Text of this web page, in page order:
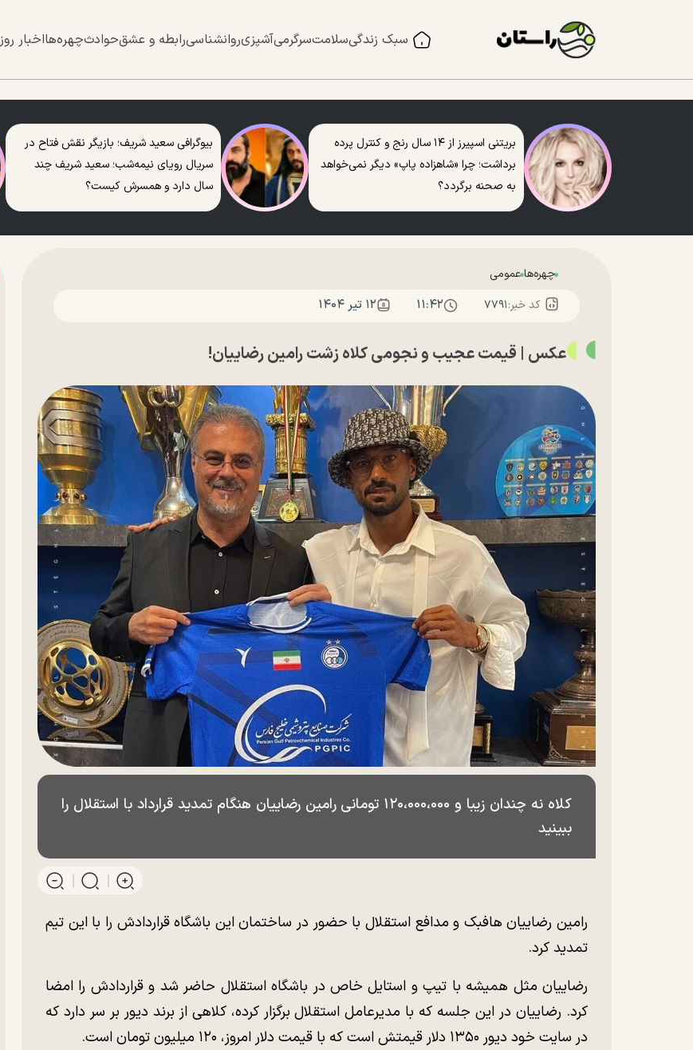
سبک زندگیسلامتسرگرمیآشپزیروانشناسیرابطه و عشقحوادثچهره‌هااخبار روز
بریتنی اسپیرز از ۱۴ سال رنج و کنترل پرده
برداشت؛ چرا «شاهزاده پاپ» دیگر نمی‌خواهد
به صحنه برگردد؟
بیوگرافی سعید شریف؛ بازیگر نقش فتاح در
سریال رویای نیمه‌شب؛ سعید شریف چند
سال دارد و همسرش کیست؟
چهره‌هاعمومی
کد خبر:۷۷۹۱ ۱۱:۴۲ ۱۲ تير ۱۴۰۴
عکس | قیمت عجیب و نجومی کلاه زشت رامین رضاییان!
کلاه نه چندان زیبا و ۱۲۰،۰۰۰،۰۰۰ تومانی رامین رضاییان هنگام تمدید قرارداد با استقلال را
ببینید
رامین رضاییان هافبک و مدافع استقلال با حضور در ساختمان این باشگاه قراردادش را با این تیم
تمدید کرد.
رضاییان مثل همیشه با تیپ و استایل خاص در باشگاه استقلال حاضر شد و قراردادش را امضا
کرد. رضاییان در این جلسه که با مدیرعامل استقلال برگزار کرده، کلاهی از برند دیور بر سر دارد که
در سایت خود دیور ۱۳۵۰ دلار قیمتش است که با قیمت دلار امروز، ۱۲۰ میلیون تومان است.